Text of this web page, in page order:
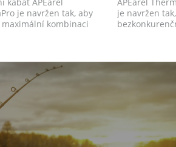
je navržen tak, aby
kombinaci
je navržen